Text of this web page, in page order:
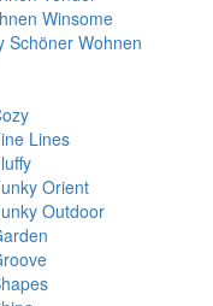
Winsome
Schöner Wohnen
Lines
Orient
Outdoor